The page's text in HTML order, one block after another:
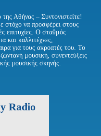
Αθήνας – Συντονιστείτε!
στόχο να προσφέρει στους
επιτυχίες. Ο σταθμός
και καλλιτέχνες,
για τους ακροατές του. Το
μουσική, συνεντεύξεις
μουσικής σκηνής.
Radio